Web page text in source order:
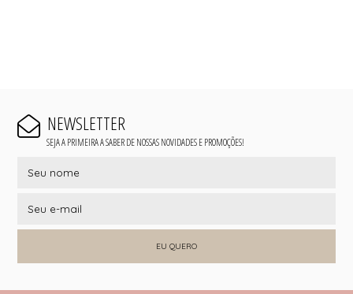
NEWSLETTER
SEJA A PRIMEIRA A SABER DE NOSSAS NOVIDADES E PROMOÇÕES!
EU QUERO